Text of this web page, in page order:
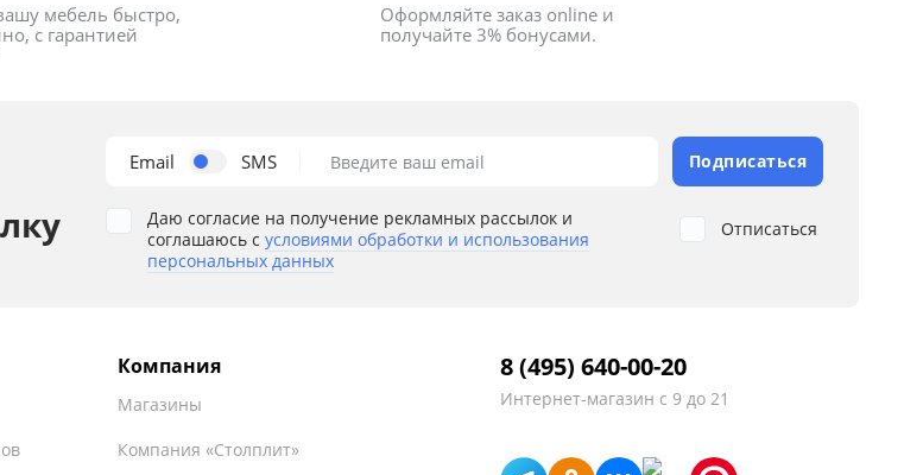
мебель быстро,
с гарантией
Оформляйте заказ online и
получайте 3% бонусами.
Email SMS Введите ваш email Подписаться
Даю согласие на получение рекламных рассылок и
соглашаюсь с условиями обработки и использования
персональных данных
Отписаться
Компания
Магазины
Компания «Столплит»
8 (495) 640-00-20
Интернет-магазин с 9 до 21